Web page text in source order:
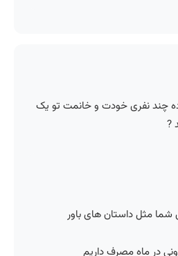
چند نفری خودت و خانمت تو یک
?
شما مثل داستان های باور
در ماه مصرف داریم